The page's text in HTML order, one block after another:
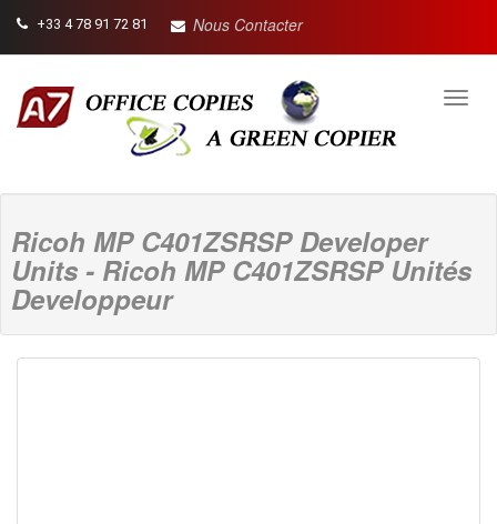
+33 4 78 91 72 81 Nous Contacter
Ricoh MP C401ZSRSP Developer
Units - Ricoh MP C401ZSRSP Unités
Developpeur